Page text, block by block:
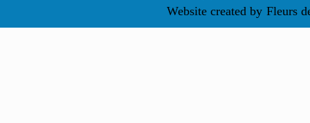
Website created by Fleurs